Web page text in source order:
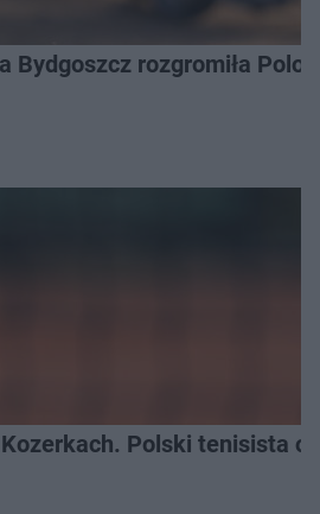
Bydgoszcz rozgromiła
Polski tenisista